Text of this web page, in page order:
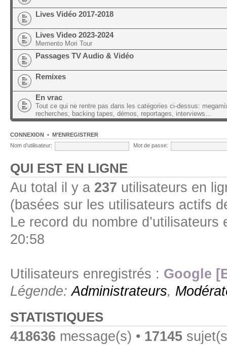
Lives Vidéo 2017-2018
Lives Video 2023-2024
Memento Mori Tour
Passages TV Audio & Vidéo
Remixes
En vrac
Tout ce qui ne rentre pas dans les catégories ci-dessus:
recherches, backing tapes, démos, reportages, interviews...
CONNEXION • M’ENREGISTRER
Nom d’utilisateur:
Mot de passe:
QUI EST EN LIGNE
Au total il y a 237 utilisateurs en
(basées sur les utilisateurs actifs
Le record du nombre
20:58
Utilisateurs enregistrés : Google
Légende:Administrateurs,
STATISTIQUES
418636 message(s) • 17145